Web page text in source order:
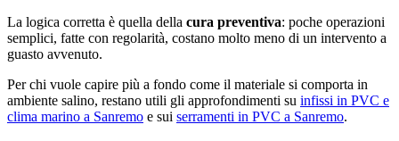
La logica corretta è quella della cura preventiva: poche operazioni
semplici, fatte con regolarità, costano molto meno di un intervento a
guasto avvenuto.
Per chi vuole capire più a fondo come il materiale si comporta in
ambiente salino, restano utili gli approfondimenti su infissi in PVC e
clima marino a Sanremo e sui serramenti in PVC a Sanremo.